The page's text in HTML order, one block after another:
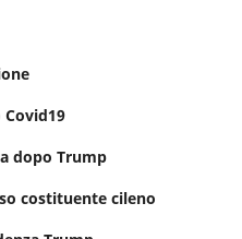
dopo Trump
costituente cileno